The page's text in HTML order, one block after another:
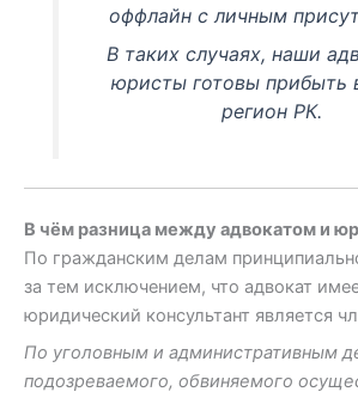
оффлайн с личным
В таких случаях, наши
юристы готовы прибыть
регион РК.
В чём разница между адвокатом и
По гражданским делам
за тем исключением, что адвокат
юридический консультант является
По уголовным и административным
подозреваемого, обвиняемого